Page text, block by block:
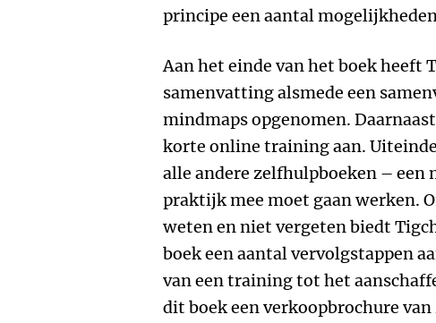
principe een aantal
Aan het einde van het boek heeft
samenvatting alsmede een
mindmaps opgenomen.
korte online training aan.
alle andere zelfhulpboeken – een
praktijk mee moet gaan werken.
weten en niet vergeten biedt
boek een aantal vervolgstappen
van een training tot het
dit boek een verkoopbrochure